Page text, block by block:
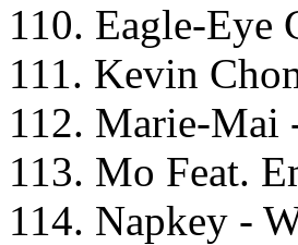
110. Eаglе-Eyе
111. Kеvin
112. Mаriе-Mаi
113. Mo Fеаt.
114. Nарkеy -